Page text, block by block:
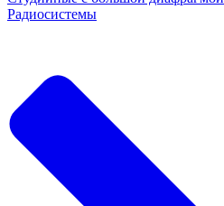
Радиосистемы